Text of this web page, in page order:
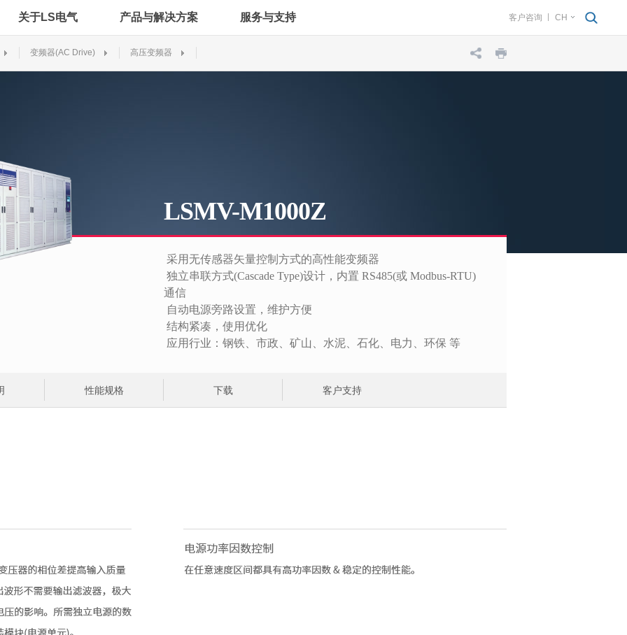
关于LS电气 产品与解决方案 服务与支持 客户咨询 CH
变频器(AC Drive) 高压变频器
LSMV-M1000Z
采用无传感器矢量控制方式的高性能变频器
独立串联方式(Cascade Type)设计，内置 RS485(或 Modbus-RTU)
通信
自动电源旁路设置，维护方便
结构紧凑，使用优化
应用行业：钢铁、市政、矿山、水泥、石化、电力、环保 等
性能规格 下载 客户支持